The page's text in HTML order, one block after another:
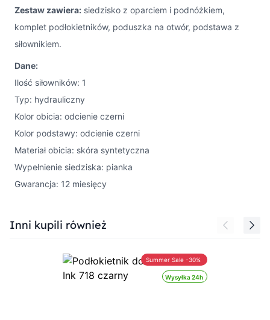
Zestaw zawiera: siedzisko z oparciem i podnóżkiem,
komplet podłokietników, poduszka na otwór, podstawa z
siłownikiem.
Dane:
Ilość siłowników: 1
Typ: hydrauliczny
Kolor obicia: odcienie czerni
Kolor podstawy: odcienie czerni
Materiał obicia: skóra syntetyczna
Wypełnienie siedziska: pianka
Gwarancja: 12 miesięcy
Press to skip carousel
Inni kupili również
Wysyłka 24h
Summer Sale -30%